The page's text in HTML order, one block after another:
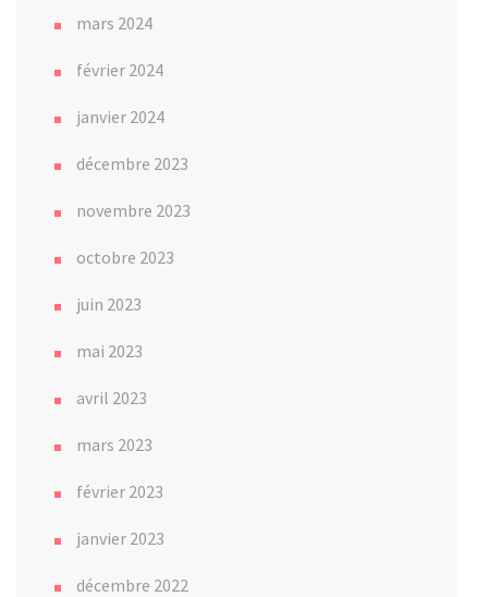
mars 2024
février 2024
janvier 2024
décembre 2023
novembre 2023
octobre 2023
juin 2023
mai 2023
avril 2023
mars 2023
février 2023
janvier 2023
décembre 2022